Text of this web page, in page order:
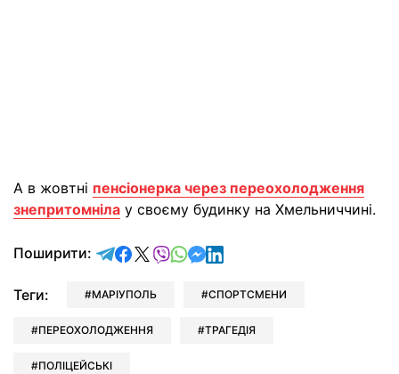
А в жовтні пенсіонерка через переохолодження
знепритомніла у своєму будинку на Хмельниччині.
Поширити: відправити у Telegram
поділитись у Facebook
поділитись у X
відправити у Viber
відправити у Whatsapp
відправити у Messenger
відправити у LinkedIn
Теги: МАРІУПОЛЬ СПОРТСМЕНИ
ПЕРЕОХОЛОДЖЕННЯ ТРАГЕДІЯ
ПОЛІЦЕЙСЬКІ